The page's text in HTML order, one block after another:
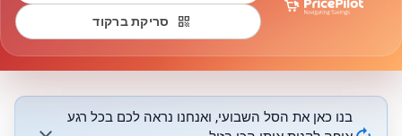
qr_code סריקת ברקוד
בנו כאן את הסל השבועי, ואנחנו נראה לכם בכל רגע